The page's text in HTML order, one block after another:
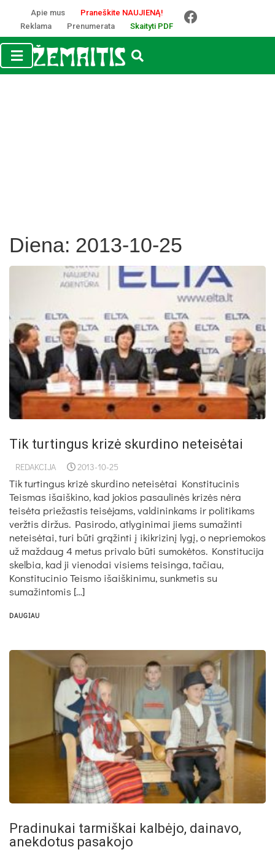
Apie mus
Praneškite NAUJIENĄ!
Reklama
Prenumerata Skaityti PDF
Diena: 2013-10-25
Tik turtingus krizė skurdino neteisėtai
REDAKCIJA 2013-10-25
Tik turtingus krizė skurdino neteisėtai Konstitucinis
Teismas išaiškino, kad jokios pasaulinės krizės nėra
teisėta priežastis teisėjams, valdininkams ir politikams
veržtis diržus. Pasirodo, atlyginimai jiems sumažinti
neteisėtai, turi būti grąžinti į ikikrizinį lygį, o nepriemokos
už maždaug 4 metus privalo būti sumokėtos. Konstitucija
skelbia, kad ji vienodai visiems teisinga, tačiau,
Konstitucinio Teismo išaiškinimu, sunkmetis su
sumažintomis […]
DAUGIAU
Pradinukai tarmiškai kalbėjo, dainavo,
anekdotus pasakojo